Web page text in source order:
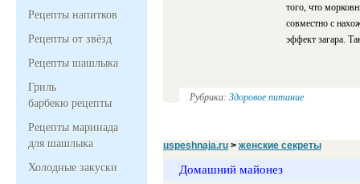
Рецепты напитков
Рецепты от звёзд
Рецепты шашлыка
Гриль
барбекю рецепты
Рецепты маринада
для шашлыка
Холодные закуски
того, что
совместно с
эффект загара.
Рубрика: Здоровое питание
uspeshnaja.ru> женские секреты
Домашний майонез